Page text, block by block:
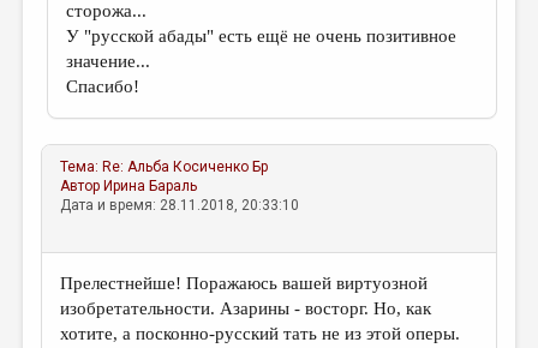
сторожа...
У "русской абады" есть ещё не очень позитивное
значение...
Спасибо!
Тема: Re: Альба Косиченко Бр
Автор Ирина Бараль
Дата и время: 28.11.2018, 20:33:10
Прелестнейше! Поражаюсь вашей виртуозной
изобретательности. Азарины - восторг. Но, как
хотите, а посконно-русский тать не из этой оперы.